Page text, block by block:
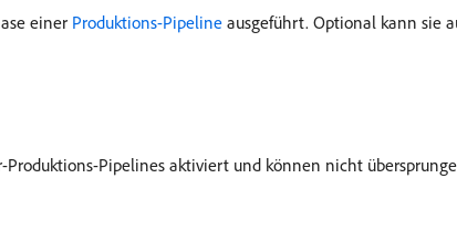
einer Produktions-Pipeline ausgeführt. Optional kann sie
Produktions-Pipelines aktiviert und können nicht